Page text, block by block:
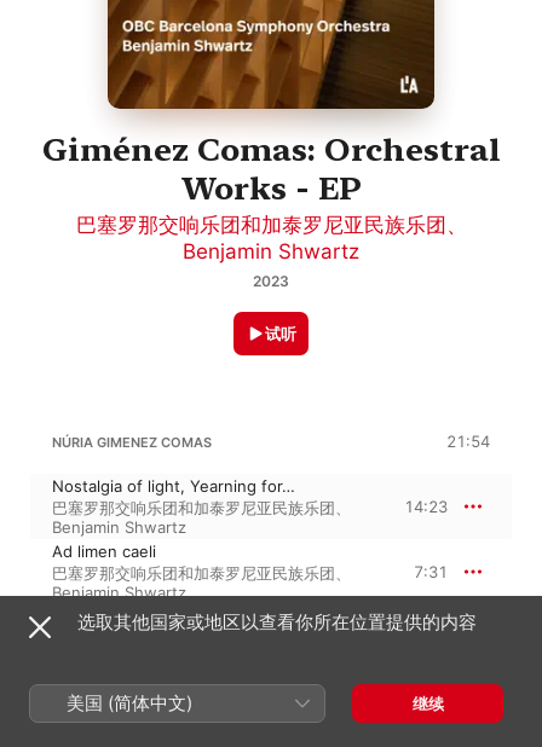
Giménez Comas: Orchestral
Works - EP
巴塞罗那交响乐团和加泰罗尼亚民族乐团 、
Benjamin Shwartz
2023
试听
NÚRIA GIMENEZ COMAS 21:54
Nostalgia of light, Yearning for…
巴塞罗那交响乐团和加泰罗尼亚民族乐团、
Benjamin Shwartz
14:23
Ad limen caeli
巴塞罗那交响乐团和加泰罗尼亚民族乐团、
Benjamin Shwartz
7:31
2 首曲目 · 21 分钟
℗ 2023 L'Auditori
选取其他国家或地区以查看你所在位置提供的内容
美国 (简体中文) 继续